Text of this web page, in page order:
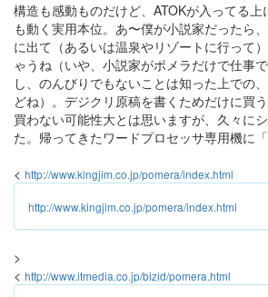
構造も感動ものだけど、ATOKが入ってる
も動く実用本位。あ〜僕が小説家だったら
に出て（あるいは温泉やリゾートに行って
ゃうね（いや、小説家がポメラだけで仕事
し、のんびりでもないことは知った上での
どね）。デジクリ原稿を書くためだけに買
買わない可能性大とは思いますが、久々に
た。帰ってきたワードプロセッサ専用機に
< http://www.kingjim.co.jp/pomera/index.html
http://www.kingjim.co.jp/pomera/index.html
>
< http://www.itmedia.co.jp/bizid/pomera.html